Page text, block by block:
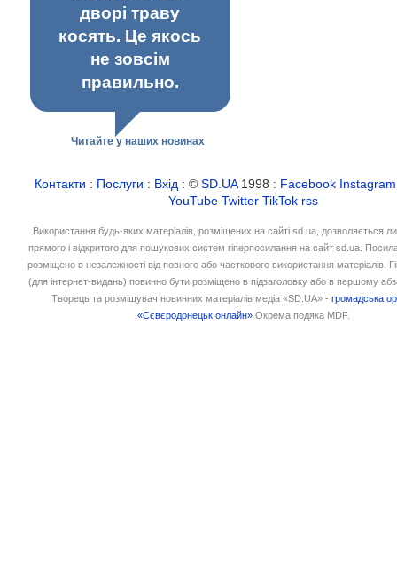
дворі траву
косять. Це якось
не зовсім
правильно.
Читайте у наших новинах
Контакти : Послуги : Вхід : ©SD.UA1998 : Facebook Instagram
YouTube Twitter TikTok rss
Використання будь-яких матеріалів, розміщених на сайті sd.ua, дозволяється
прямого і відкритого для пошукових систем гіперпосилання на сайт sd.ua.
розміщено в незалежності від повного або часткового використання матеріалів.
(для інтернет-видань) повинно бути розміщено в підзаголовку або в першому
Творець та розміщувач новинних матеріалів медіа «SD.UA» -громадська
«Сєвєродонецьк онлайн» Окрема подяка MDF.